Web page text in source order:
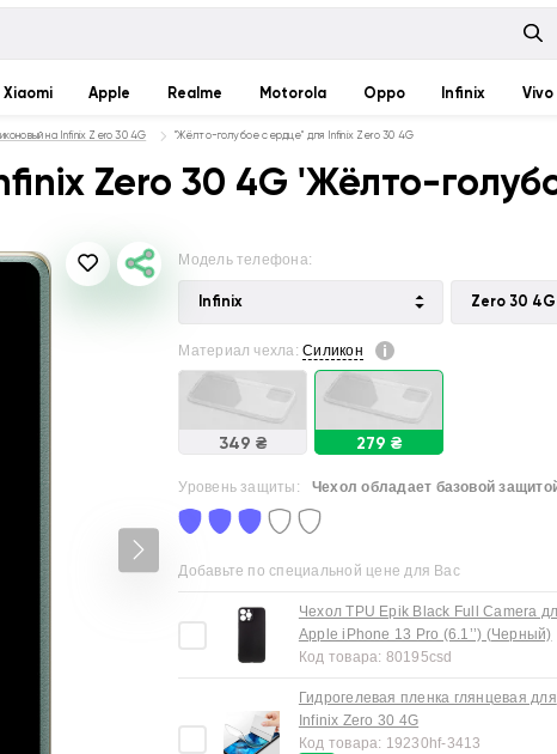
Xiaomi Apple Realme Motorola Oppo Infinix Vivo
на Infinix Zero 30 4G "Жёлто-голубое сердце" для Infinix Zero 30 4G
Zero 30 4G 'Жёлто-
Модель телефона:
Infinix Zero 30 4G
Материал чехла:Силикон
349 ₴ 279 ₴
Уровень защиты: Чехол обладает базовой
Добавьте по специальной цене для Вас
Чехол TPU Epik Black Full Camera
Apple iPhone 13 Pro (6.1’’) (Черный)
Код товара: 80195csd
Гидрогелевая пленка глянцевая для
Infinix Zero 30 4G
Код товара: 19230hf-3413